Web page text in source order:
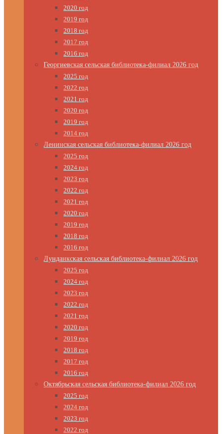
2020 год
2019 год
2018 год
2017 год
2016 год
Георгиевская сельская библиотека-филиал 2026 год
2025 год
2022 год
2021 год
2020 год
2019 год
2014 год
Ленинская сельская библиотека-филиал 2026 год
2025 год
2024 год
2023 год
2022 год
2021 год
2020 год
2019 год
2018 год
2016 год
Лунданкская сельская библиотека-филиал 2026 год
2025 год
2024 год
2023 год
2022 год
2021 год
2020 год
2019 год
2018 год
2017 год
2016 год
Октябрьская сельская библиотека-филиал 2026 год
2025 год
2024 год
2023 год
2022 год